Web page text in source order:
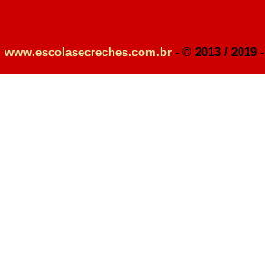
www.escolasecreches.com.br - © 2013 / 2019 -